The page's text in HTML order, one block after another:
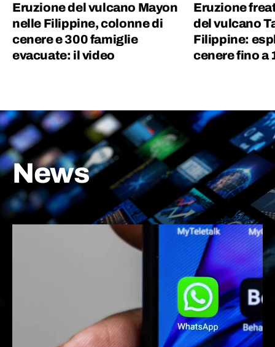
Eruzione del vulcano Mayon
nelle Filippine, colonne di
cenere e 300 famiglie
evacuate: il video
Eruzione
del vulcano
Filippine:
cenere fino a
News